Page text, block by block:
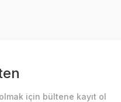
için bültene kayıt ol